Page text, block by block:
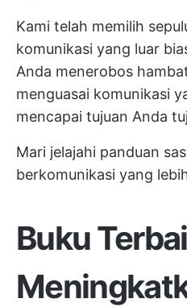
Kami telah memilih
komunikasi yang luar
Anda menerobos
menguasai komunikasi
mencapai tujuan Anda
Mari jelajahi panduan
berkomunikasi yang
Buku